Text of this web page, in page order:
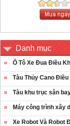
Danh mục
Ô Tô Xe Đua Điều
Tàu Thủy Cano
Tàu khu trục sân
Máy công trình xây
Xe Robot Và Robot